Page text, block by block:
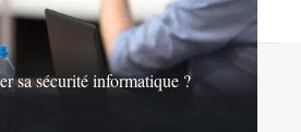
sa sécurité informatique ?
| noslibertes.org
Mentions légales Sitemap